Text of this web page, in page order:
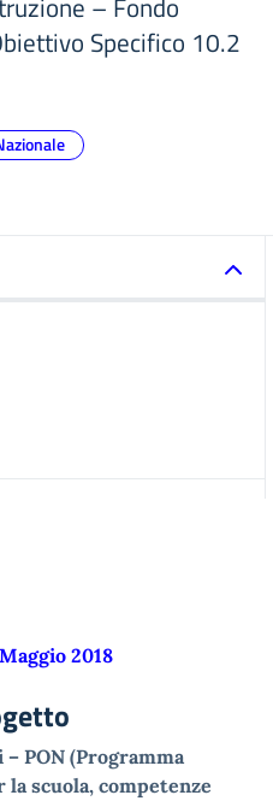
Specifico 10.2
2018
PON (Programma
la scuola, competenze